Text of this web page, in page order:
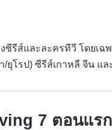
ซีรีส์และละครทีวี โดยเ
/ยุโรป) ซีรีส์เกาหลี จีน แ
7 ตอนแร